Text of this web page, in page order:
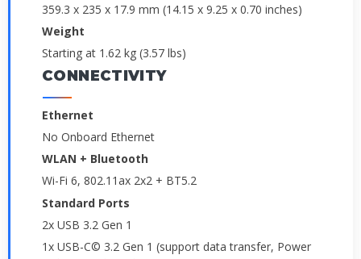
359.3 x 235 x 17.9 mm (14.15 x 9.25 x 0.70 inches)
Weight
Starting at 1.62 kg (3.57 lbs)
CONNECTIVITY
Ethernet
No Onboard Ethernet
WLAN + Bluetooth
Wi-Fi 6, 802.11ax 2x2 + BT5.2
Standard Ports
2x USB 3.2 Gen 1
1x USB-C© 3.2 Gen 1 (support data transfer, Power